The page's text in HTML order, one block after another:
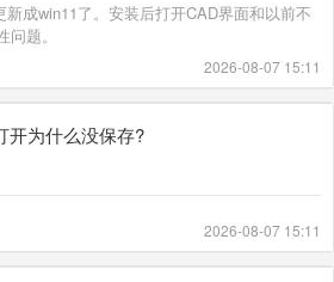
成win11了。安装后打开CAD界面和以前不
题。
2026-08-07 15:11
开为什么没保存?
2026-08-07 15:11